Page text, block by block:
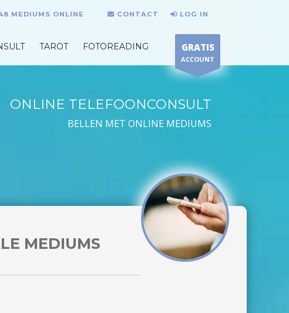
MEDIUMS ONLINE CONTACT LOG IN
TAROT FOTOREADING GRATIS
ACCOUNT
ONLINE TELEFOONCONSULT
BELLEN MET ONLINE MEDIUMS
MEDIUMS